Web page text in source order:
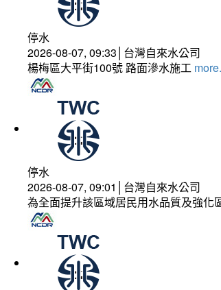
停水
2026-08-07, 09:33│台灣自來水公司
楊梅區大平街100號 路面滲水施工
停水
2026-08-07, 09:01│台灣自來水公司
為全面提升該區域居民用水品質及強化